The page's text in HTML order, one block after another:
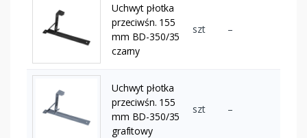
Uchwyt płotka
przeciwśn. 155
mm BD-350/35
czarny
szt –
Uchwyt płotka
przeciwśn. 155
mm BD-350/35
grafitowy
szt –